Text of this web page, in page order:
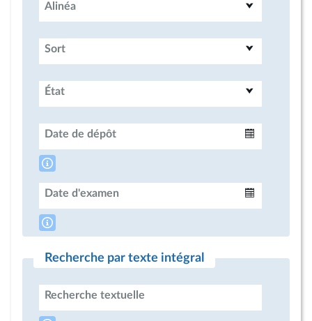
Alinéa
Sort
État
Date de dépôt
Date d'examen
Recherche par texte intégral
Recherche textuelle